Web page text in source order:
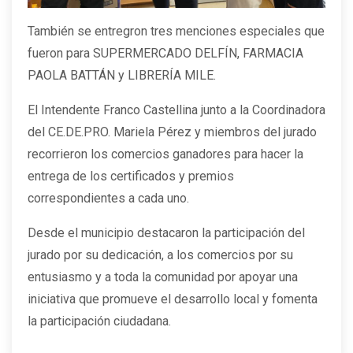
También se entregron tres menciones especiales que
fueron para SUPERMERCADO DELFÍN, FARMACIA
PAOLA BATTÁN y LIBRERÍA MILE.
El Intendente Franco Castellina junto a la Coordinadora
del CE.DE.PRO. Mariela Pérez y miembros del jurado
recorrieron los comercios ganadores para hacer la
entrega de los certificados y premios
correspondientes a cada uno.
Desde el municipio destacaron la participación del
jurado por su dedicación, a los comercios por su
entusiasmo y a toda la comunidad por apoyar una
iniciativa que promueve el desarrollo local y fomenta
la participación ciudadana.